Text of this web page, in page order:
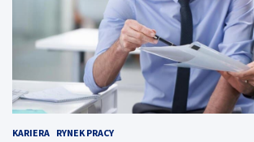
KARIERA RYNEK PRACY